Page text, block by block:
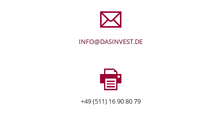
INFO@DASINVEST.DE
+49 (511) 16 90 80 79